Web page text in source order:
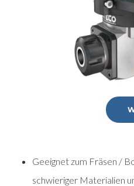
Geeignet zum Fräsen /
schwieriger Materialien